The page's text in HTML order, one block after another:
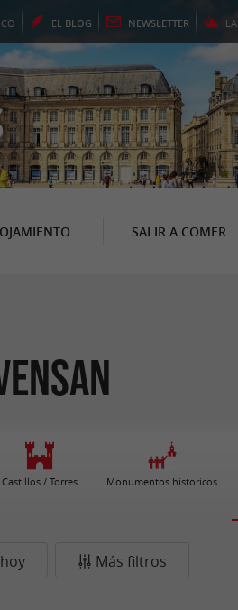
EL BLOG NEWSLETTER LA
SALIR A COMER
Castillos / Torres Monumentos historicos
Más filtros